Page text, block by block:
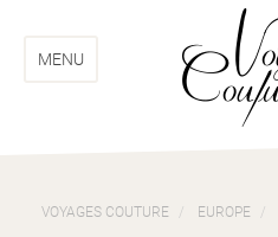
menu
contenuMENU
VOYAGES COUTURE EUROPE